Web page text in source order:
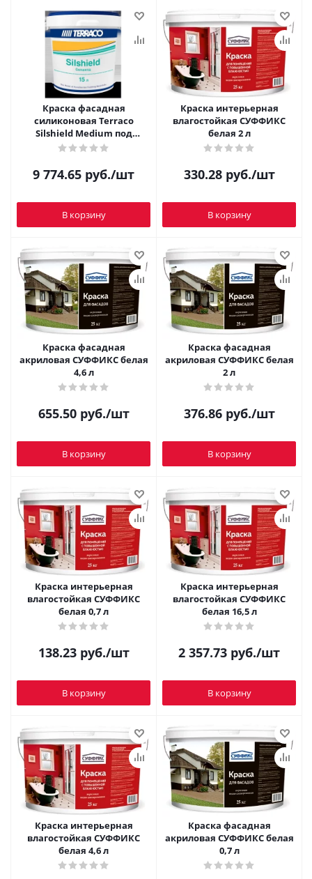
Краска фасадная
силиконовая Terraco
Silshield Medium под
колеровку 15 л
9 774.65 руб./шт
В корзину
Краска интерьерная
влагостойкая СУФФИКС
белая 2 л
330.28руб./шт
В корзину
Краска фасадная
акриловая СУФФИКС белая
4,6 л
655.50руб./шт
В корзину
Краска фасадная
акриловая СУФФИКС белая
2 л
376.86руб./шт
В корзину
Краска интерьерная
влагостойкая СУФФИКС
белая 0,7 л
138.23руб./шт
В корзину
Краска интерьерная
влагостойкая СУФФИКС
белая 16,5 л
2 357.73 руб./шт
В корзину
Краска интерьерная
влагостойкая СУФФИКС
белая 4,6 л
Краска фасадная
акриловая СУФФИКС белая
0,7 л